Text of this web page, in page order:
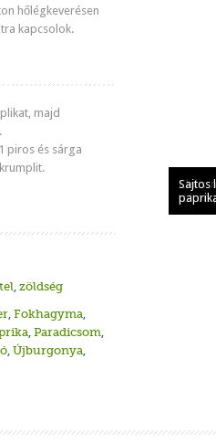
hőlégkeverésen
kapcsolok.
majd
piros és sárga
, zöldség
, Fokhagyma,
, Paradicsom,
, Újburgonya,
Chilis
és
Chilis-
töltött
Chilis-
töltött
Sajtos